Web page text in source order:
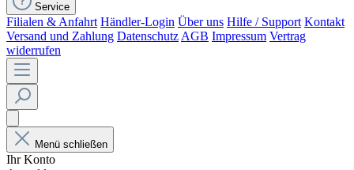
Service
Filialen & Anfahrt Händler-Login Über uns Hilfe / Support Kontakt
Versand und Zahlung Datenschutz AGB Impressum Vertrag
widerrufen
Menü schließen
Ihr Konto